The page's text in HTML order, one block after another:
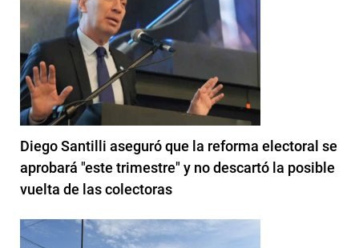
Diego Santilli aseguró que la reforma electoral se
aprobará "este trimestre" y no descartó la posible
vuelta de las colectoras